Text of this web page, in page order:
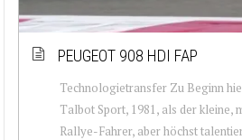
PEUGEOT 908 HDI FAP
Technologietransfer Zu Beginn
Talbot Sport, 1981, als der kleine,
Rallye-Fahrer, aber höchst